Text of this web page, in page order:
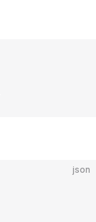
json